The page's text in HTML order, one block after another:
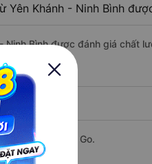
Yên Khánh - Ninh Bình
Ninh Bình được đánh giá chất
giá rẻ nhất?
nhà xe HKA Go.